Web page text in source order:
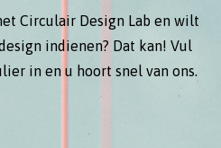
Circulair Design Lab en wilt
indienen? Dat kan! Vul
in en u hoort snel van ons.